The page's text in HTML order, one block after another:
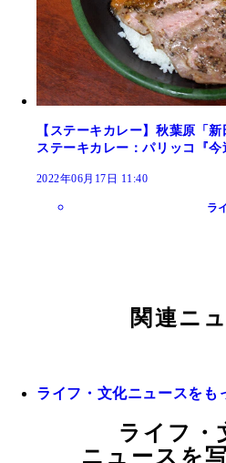
【ステーキカレー】秋葉原「
ステーキカレー：パリッコ『
2022年06月17日 11:40
ラ
関連ニ
ライフ・文化ニュースをも
ライフ・
ニュースを